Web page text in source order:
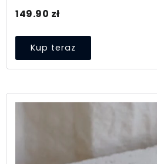
149.90 zł
Kup teraz